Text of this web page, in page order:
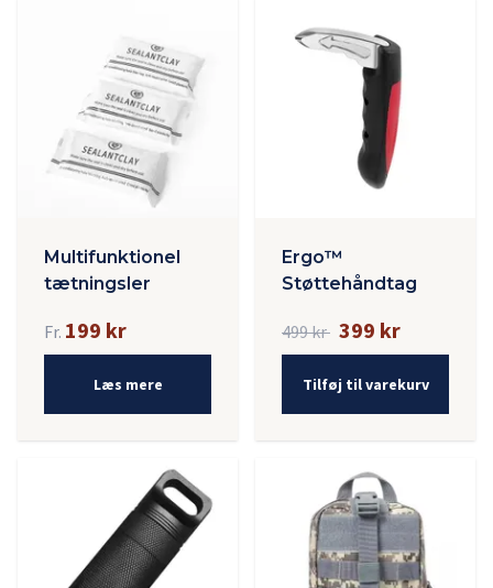
Multifunktionel
tætningsler
Fr. 199 kr
Læs mere
Ergo™
Støttehåndtag
499 kr 399 kr
Tilføj til varekurv